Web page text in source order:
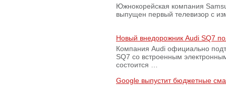
Южнокорейская компания
выпущен первый телевизор с
Новый внедорожник Audi SQ7
Компания Audi официально
SQ7 со встроенным
состоится …
Google выпустит бюджетные